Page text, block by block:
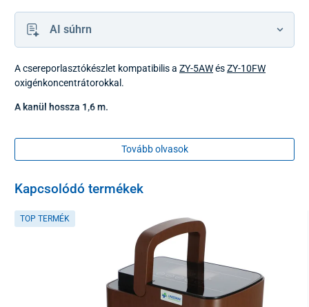
AI súhrn
A csereporlasztókészlet kompatibilis a ZY-5AWésZY-10FW
oxigénkoncentrátorokkal.
A kanül hossza 1,6 m.
Tovább olvasok
Kapcsolódó termékek
TOP TERMÉK